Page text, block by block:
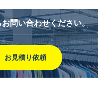
問い合わせください。
お見積り依頼